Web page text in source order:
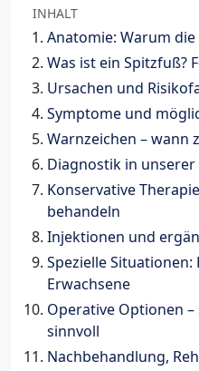
INHALT
Anatomie: Warum
Was ist ein Spitzfuß?
Ursachen und
Symptome und
Warnzeichen – wann
Diagnostik in unserer
Konservative
behandeln
Injektionen und
Spezielle Situationen:
Erwachsene
Operative Optionen
sinnvoll
Nachbehandlung,